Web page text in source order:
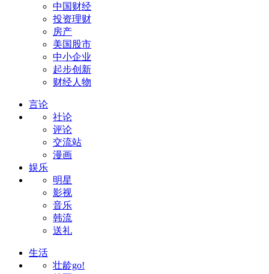
中国财经
投资理财
房产
美国股市
中小企业
起步创新
财经人物
言论
社论
评论
交流站
漫画
娱乐
明星
影视
音乐
韩流
送礼
生活
壮龄go!